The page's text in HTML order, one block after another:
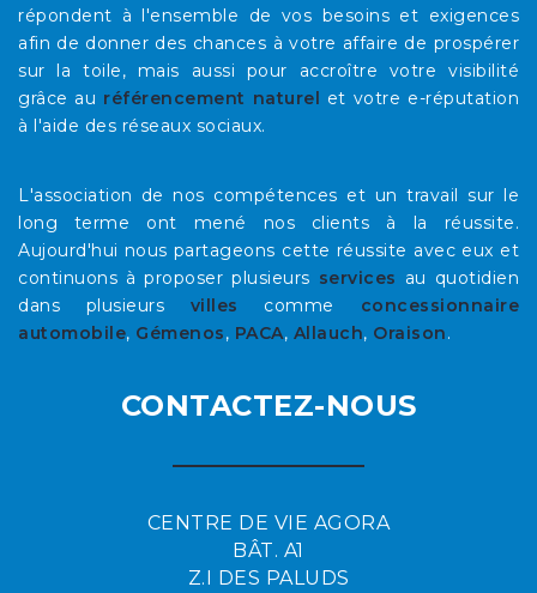
répondent à l'ensemble de vos besoins et exigences
afin de donner des chances à votre affaire de prospérer
sur la toile, mais aussi pour accroître votre visibilité
grâce au référencement naturel et votre e-réputation
à l'aide des réseaux sociaux.
L'association de nos compétences et un travail sur le
long terme ont mené nos clients à la réussite.
Aujourd'hui nous partageons cette réussite avec eux et
continuons à proposer plusieurs services au quotidien
dans plusieurs villes comme concessionnaire
automobile, Gémenos, PACA, Allauch, Oraison.
CONTACTEZ-NOUS
CENTRE DE VIE AGORA
BÂT. A1
Z.I DES PALUDS